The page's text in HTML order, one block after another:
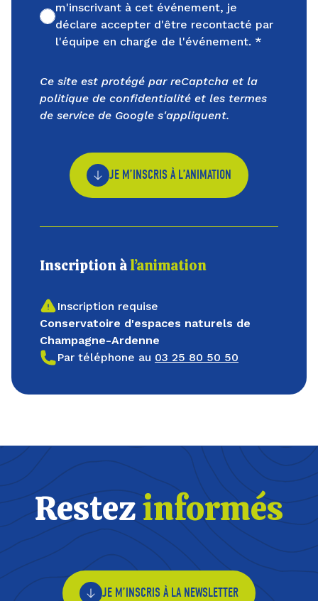
Non cochée
m'inscrivant à cet événement, je
déclare accepter d'être recontacté par
l'équipe en charge de l'événement. *
Ce site est protégé par reCaptcha et la
politique de confidentialité et les termes
de service de Google s'appliquent.
JE M’INSCRIS À L’ANIMATION
Inscription àl’animation
Inscription requise
Conservatoire d'espaces naturels de
Champagne-Ardenne
Par téléphone au 03 25 80 50 50
Restezinformés
JE M’INSCRIS À LA NEWSLETTER